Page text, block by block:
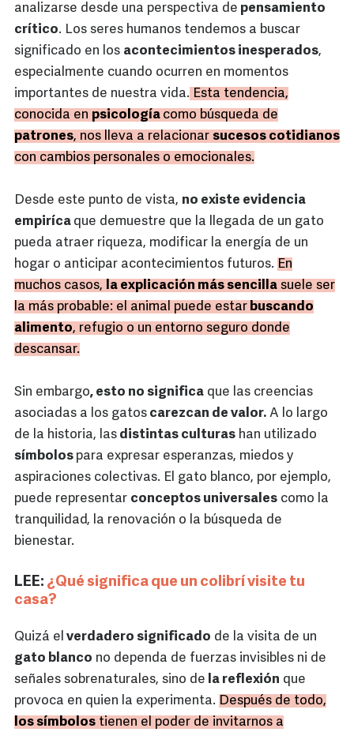
analizarse desde una perspectiva de pensamiento
crítico. Los seres humanos tendemos a buscar
significado en los acontecimientos inesperados,
especialmente cuando ocurren en momentos
importantes de nuestra vida. Esta tendencia,
conocida en psicología como búsqueda de
patrones, nos lleva a relacionar sucesos cotidianos
con cambios personales o emocionales.
Desde este punto de vista, no existe evidencia
empiríca que demuestre que la llegada de un gato
pueda atraer riqueza, modificar la energía de un
hogar o anticipar acontecimientos futuros. En
muchos casos,
la explicación más sencilla suele ser
la más probable: el animal puede estar buscando
alimento, refugio o un entorno seguro donde
descansar.
Sin embargo, esto no significa que las creencias
asociadas a los gatos carezcan de valor. A lo largo
de la historia, las distintas culturas han utilizado
símbolos para expresar esperanzas, miedos y
aspiraciones colectivas. El gato blanco, por ejemplo,
puede representar conceptos universales como la
tranquilidad, la renovación o la búsqueda de
bienestar.
LEE: ¿Qué significa que un colibrí visite tu
casa?
Quizá el verdadero significado de la visita de un
gato blanco no dependa de fuerzas invisibles ni de
señales sobrenaturales, sino de la reflexión que
provoca en quien la experimenta. Después de todo,
los símbolos tienen el poder de invitarnos a